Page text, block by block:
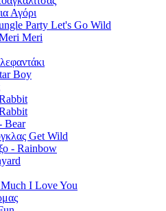
Αγόρι
Party Let's Go Wild
Meri
Boy
Bear
Get Wild
- Rainbow
I Love You